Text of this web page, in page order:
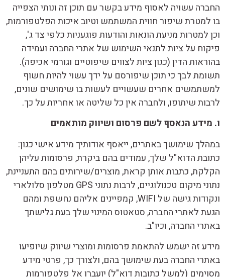
החברה עשויה לאסוף מידע בקשר עם תוכן זה ונותי הצפייה
בו למטרת שיפור חווית המשתמש וטיוב איכות הפלטפורמות,
וכן למטרות מניעת הונאות והודעות פוגעניות כלפי צד ג',
פיקוח על ציות לתנאי השימוש של אתרי החברה ועמידה
בהוראות הדין (כגון ציות לצווים שיפוטיים וגורמי אכיפה).
תשומת לבך כי תוכן שיפורסם על ידך עשוי להיות חשוף
למשתמשים אחרים שעשויים לעשות בו שימושים שונים,
לרבות שיתופו, ולחברה אין כל שליטה או אחריות על כך.
ו. מידע הנאסף לשם פרסום ושיווק מותאמים
במהלך שימושך באתרים, ייאסף אודותיך מידע אישי כגון:
כתובת הדוא"ל שלך, עמודים בהם ביקרת, פרסומות עליהן
הקלקת, כתבות אותן קראת, מוצרים/שירותים בהם התעניינת,
נתוני מיקום טכנולוגיים, לרבות נתוני GPS מטלפון סלולארי
ונקודות גישה של WIFI, קמפיינים אליהם נחשפת ומהם
הגעת לאתרי החברה, סטאטוס המינוי שלך בעת גלישתך
באתרי החברה, וכיו"ב.
מידע זה ישמש להתאמת פרסומות ומוצרי שיווק שיופיעו
באתרי החברה בעת שימושך בהם, ולצורך כך, פרטי מידע
מסוימים (למשל כתובות דוא"ל) יועברו אל פלטפורמות